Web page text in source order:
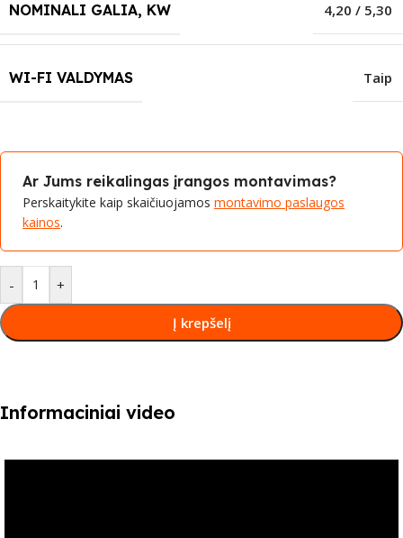
NOMINALI GALIA, KW 4,20 / 5,30
WI-FI VALDYMAS Taip
Ar Jums reikalingas įrangos montavimas?
Perskaitykite kaip skaičiuojamos montavimo paslaugos
kainos.
- +
Į krepšelį
Informaciniai video